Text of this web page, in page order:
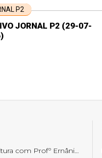
P2
JORNAL P2 (29-07-